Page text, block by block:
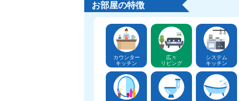
お部屋の特徴
カウンター
キッチン
広々
リビング
システム
キッチン